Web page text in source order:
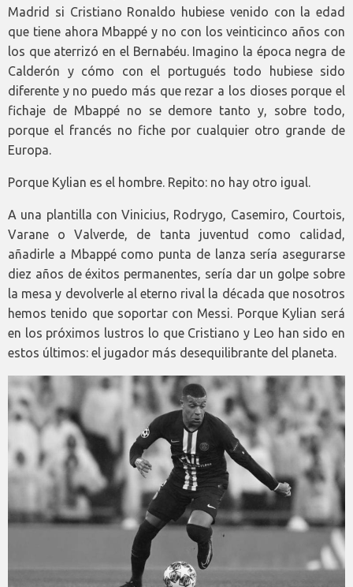
Madrid si Cristiano Ronaldo hubiese venido con la edad
que tiene ahora Mbappé y no con los veinticinco años con
los que aterrizó en el Bernabéu. Imagino la época negra de
Calderón y cómo con el portugués todo hubiese sido
diferente y no puedo más que rezar a los dioses porque el
fichaje de Mbappé no se demore tanto y, sobre todo,
porque el francés no fiche por cualquier otro grande de
Europa.
Porque Kylian es el hombre. Repito: no hay otro igual.
A una plantilla con Vinicius, Rodrygo, Casemiro, Courtois,
Varane o Valverde, de tanta juventud como calidad,
añadirle a Mbappé como punta de lanza sería asegurarse
diez años de éxitos permanentes, sería dar un golpe sobre
la mesa y devolverle al eterno rival la década que nosotros
hemos tenido que soportar con Messi. Porque Kylian será
en los próximos lustros lo que Cristiano y Leo han sido en
estos últimos: el jugador más desequilibrante del planeta.